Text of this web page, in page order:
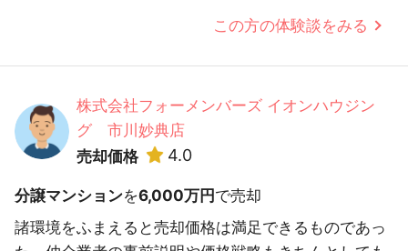
この方の体験談をみる
株式会社フォーメンバーズ イオンハウジン
グ 市川妙典店
売却価格
4.0
分譲マンションを6,000万円で売却
諸環境をふまえると売却価格は満足できるものであっ